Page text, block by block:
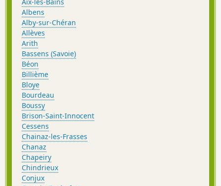
Albens
Alby-sur-Chéran
Allèves
Arith
Bassens (Savoie)
Béon
Billième
Bloye
Bourdeau
Boussy
Brison-Saint-Innocent
Cessens
Chainaz-les-Frasses
Chanaz
Chapeiry
Chindrieux
Conjux